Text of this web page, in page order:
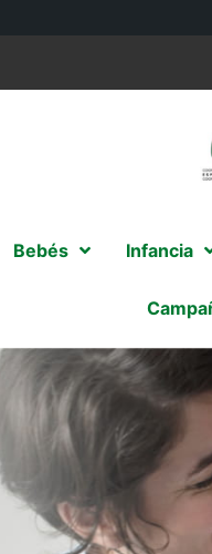
Bebés Infancia